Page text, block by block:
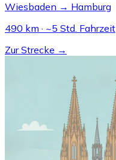
Wiesbaden → Hamburg
490 km · ~5 Std. Fahrzeit
Zur Strecke →